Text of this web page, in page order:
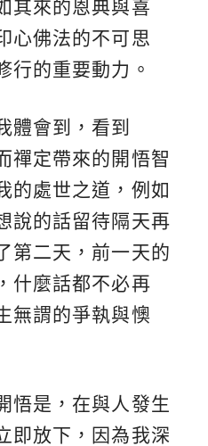
其來的恩典與喜
心佛法的不可思
行的重要動力。
體會到，看到
禪定帶來的開悟智
的處世之道，例如
說的話留待隔天再
第二天，前一天的
什麼話都不必再
無謂的爭執與懊
悟是，在與人發生
即放下，因為我深